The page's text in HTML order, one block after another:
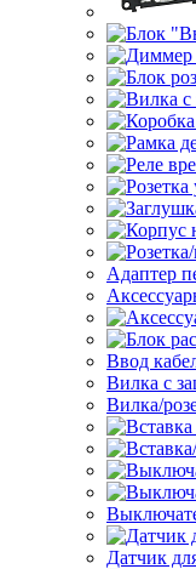
Адаптер
Ввод
Вилка с
Вилка/
Датчик